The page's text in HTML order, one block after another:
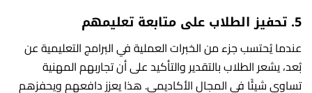
5. تحفيز الطلاب على متابعة تعليمهم
عندما يُحتسب جزء من الخبرات العملية في البرامج التعليمية عن
بُعد، يشعر الطلاب بالتقدير والتأكيد على أن تجاربهم المهنية
تساوي شيئًا في المجال الأكاديمي. هذا يعزز دافعهم ويحفزهم